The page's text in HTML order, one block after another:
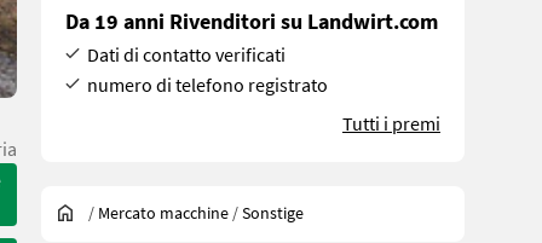
Da 19 anni Rivenditori su Landwirt.com
Dati di contatto verificati
numero di telefono registrato
Tutti i premi
/ Mercato macchine /Sonstige